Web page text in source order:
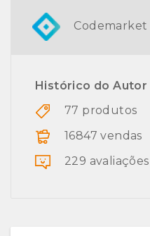
Codemarket
Histórico do Autor
77 produtos
16847 vendas
229 avaliações